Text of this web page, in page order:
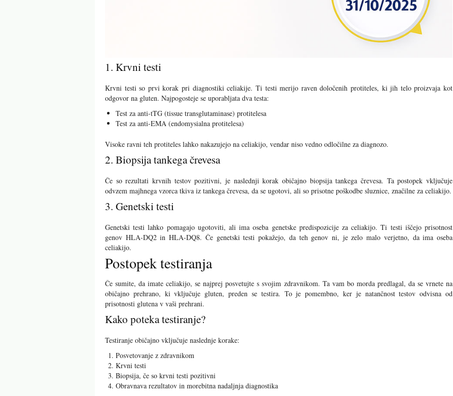
1. Krvni testi
Krvni testi so prvi korak pri diagnostiki celiakije. Ti testi merijo raven določenih protiteles, ki jih telo proizvaja kot
odgovor na gluten. Najpogosteje se uporabljata dva testa:
Test za anti-tTG (tissue transglutaminase) protitelesa
Test za anti-EMA (endomysialna protitelesa)
Visoke ravni teh protiteles lahko nakazujejo na celiakijo, vendar niso vedno odločilne za diagnozo.
2. Biopsija tankega črevesa
Če so rezultati krvnih testov pozitivni, je naslednji korak običajno biopsija tankega črevesa. Ta postopek vključuje
odvzem majhnega vzorca tkiva iz tankega črevesa, da se ugotovi, ali so prisotne poškodbe sluznice, značilne za celiakijo.
3. Genetski testi
Genetski testi lahko pomagajo ugotoviti, ali ima oseba genetske predispozicije za celiakijo. Ti testi iščejo prisotnost
genov HLA-DQ2 in HLA-DQ8. Če genetski testi pokažejo, da teh genov ni, je zelo malo verjetno, da ima oseba
celiakijo.
Postopek testiranja
Če sumite, da imate celiakijo, se najprej posvetujte s svojim zdravnikom. Ta vam bo morda predlagal, da se vrnete na
običajno prehrano, ki vključuje gluten, preden se testira. To je pomembno, ker je natančnost testov odvisna od
prisotnosti glutena v vaši prehrani.
Kako poteka testiranje?
Testiranje običajno vključuje naslednje korake:
Posvetovanje z zdravnikom
Krvni testi
Biopsija, če so krvni testi pozitivni
Obravnava rezultatov in morebitna nadaljnja diagnostika